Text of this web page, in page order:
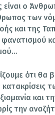
είναι ο
των
και της
ότι θα
και
την